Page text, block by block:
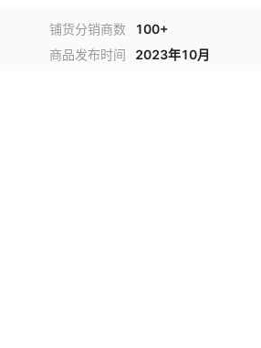
铺货分销商数
100+
商品发布时间 2023年10月